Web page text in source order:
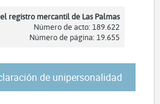
registro mercantil de Las Palmas
Número de acto: 189.622
Número de página: 19.655
de unipersonalidad